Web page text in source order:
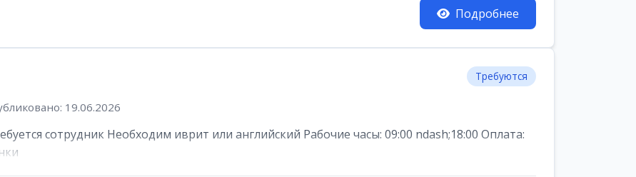
Подробнее
Требуются
19.06.2026
сотрудник Необходим иврит или английский Рабочие часы: 09:00 ndash;18:00 Оплата: